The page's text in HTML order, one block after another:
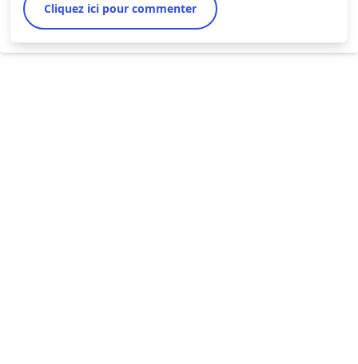
Cliquez ici pour commenter